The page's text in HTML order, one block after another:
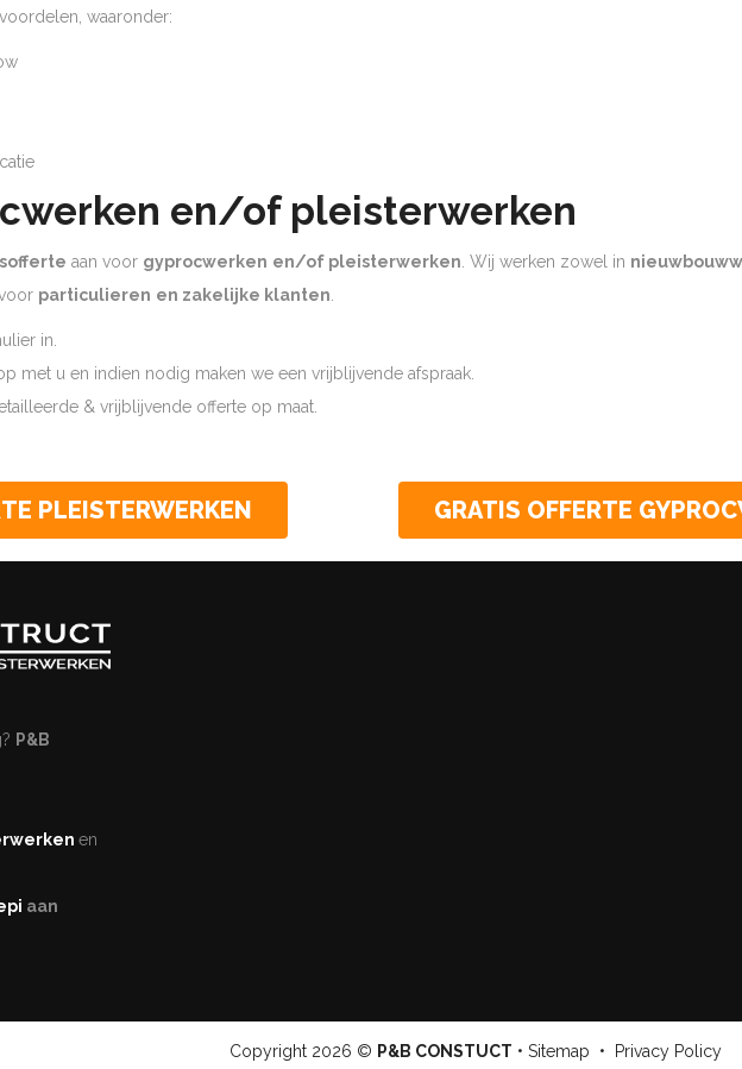
waaronder:
en/of pleisterwerken
aan voor gyprocwerken en/of pleisterwerken . Wij werken zowel in
voor particulieren en zakelijke klanten
in.
met u en indien nodig maken we een vrijblijvende afspraak.
& vrijblijvende offerte op maat.
PLEISTERWERKEN GRATIS OFFERTE
P&B
en
aan
Copyright 2026 © P&B CONSTUCT • Sitemap • Privacy Policy